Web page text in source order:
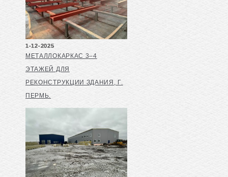
1-12-2025
МЕТАЛЛОКАРКАС 3–4
ЭТАЖЕЙ ДЛЯ
РЕКОНСТРУКЦИИ ЗДАНИЯ, Г.
ПЕРМЬ.